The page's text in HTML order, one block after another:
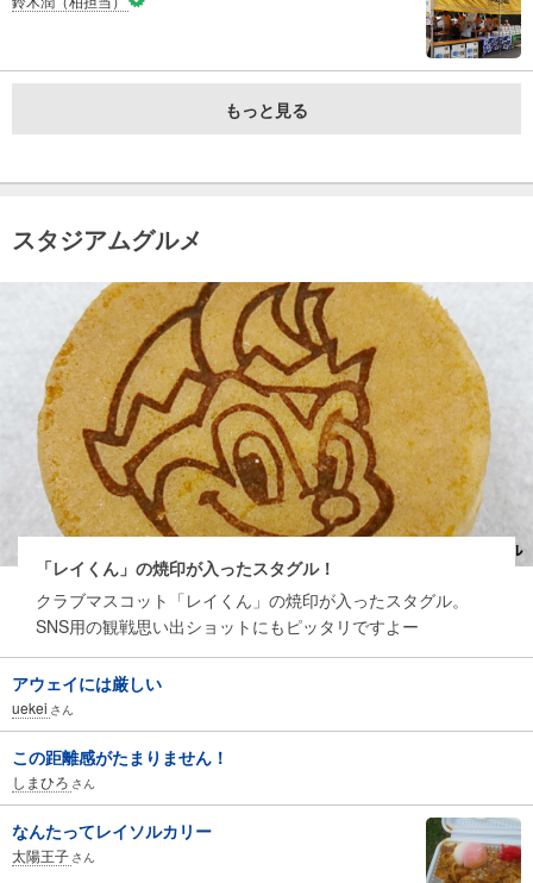
もっと見る
スタジアムグルメ
「レイくん」の焼印が入ったスタグル！
クラブマスコット「レイくん」の焼印が入ったスタグル。
SNS用の観戦思い出ショットにもピッタリですよー
アウェイには厳しい
uekei さん
この距離感がたまりません！
しまひろ さん
なんたってレイソルカリー
太陽王子 さん